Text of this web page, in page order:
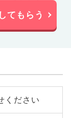
てもらう
ください